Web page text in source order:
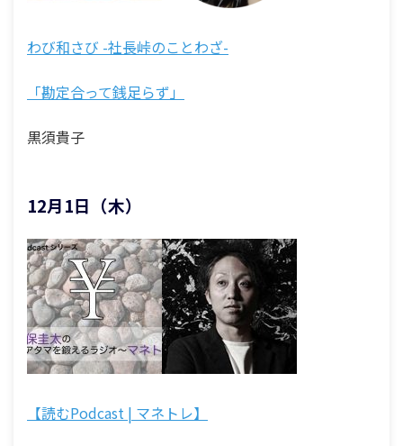
わび和さび -社長峠のことわざ-
「勘定合って銭足らず」
黒須貴子
12月1日（木）
【読むPodcast | マネトレ】